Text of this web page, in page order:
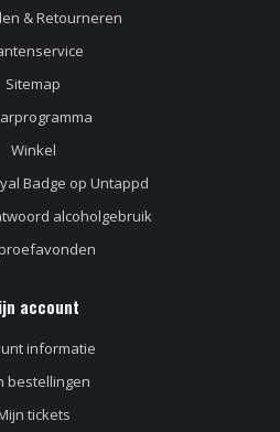
& Retourneren
Sitemap
Winkel
Badge op Untappd
alcoholgebruik
account
informatie
bestellingen
tickets